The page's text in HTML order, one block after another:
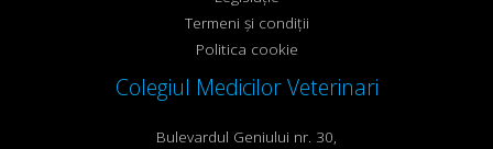
Termeni și condiții
Politica cookie
Colegiul Medicilor Veterinari
Bulevardul Geniului nr. 30,